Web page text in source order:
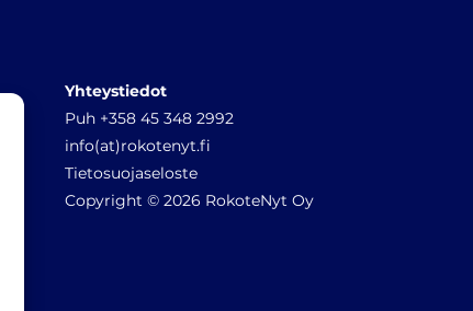
Yhteystiedot
Puh +358 45 348 2992
info(at)rokotenyt.fi
Tietosuojaseloste
Copyright © 2026 RokoteNyt Oy